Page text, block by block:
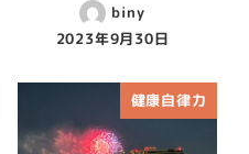
biny
2023年9月30日
健康自律力